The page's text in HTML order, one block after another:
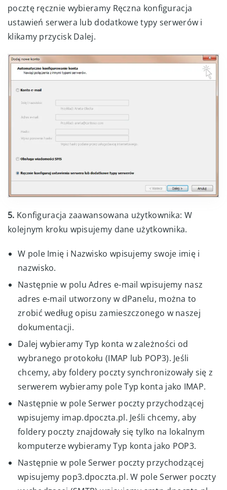
pocztę ręcznie wybieramy Ręczna konfiguracja
ustawień serwera lub dodatkowe typy serwerów i
klikamy przycisk Dalej.
5. Konfiguracja zaawansowana użytkownika: W
kolejnym kroku wpisujemy dane użytkownika.
W pole Imię i Nazwisko wpisujemy swoje imię i
nazwisko.
Następnie w polu Adres e-mail wpisujemy nasz
adres e-mail utworzony w dPanelu, można to
zrobić według opisu zamieszczonego w naszej
dokumentacji.
Dalej wybieramy Typ konta w zależności od
wybranego protokołu (IMAP lub POP3). Jeśli
chcemy, aby foldery poczty synchronizowały się z
serwerem wybieramy pole Typ konta jako IMAP.
Następnie w pole Serwer poczty przychodzącej
wpisujemy imap.dpoczta.pl. Jeśli chcemy, aby
foldery poczty znajdowały się tylko na lokalnym
komputerze wybieramy Typ konta jako POP3.
Następnie w pole Serwer poczty przychodzącej
wpisujemy pop3.dpoczta.pl. W pole Serwer poczty